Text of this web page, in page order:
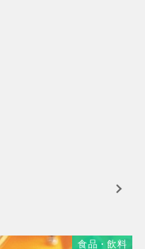
食品・飲料